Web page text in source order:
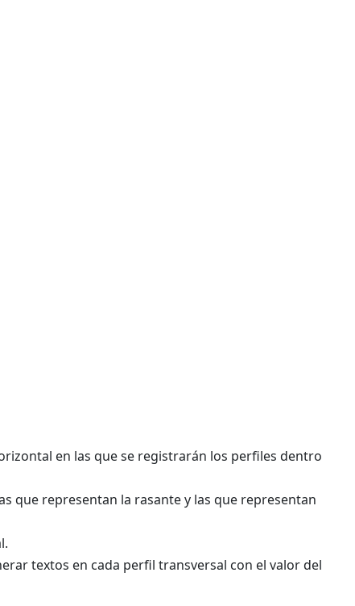
en las que se registrarán los perfiles dentro
que representan la rasante y las que representan
textos en cada perfil transversal con el valor del